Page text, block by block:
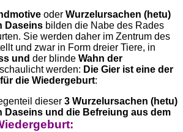
oder Wurzelursachen (hetu)
Daseins bilden die Nabe des Rades
Sie werden daher im Zentrum des
und zwar in Form dreier Tiere, in
und der blinde Wahn der
werden: Die Gier ist eine der
die Wiedergeburt:
dieser 3 Wurzelursachen (hetu)
Daseins und die Befreiung aus dem